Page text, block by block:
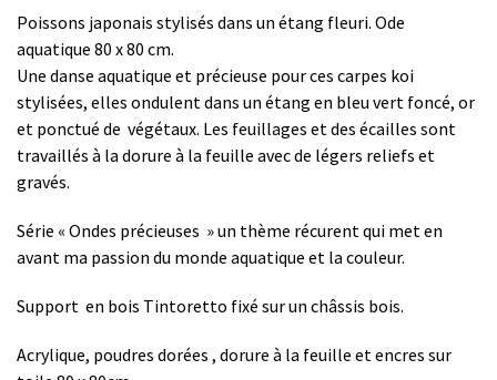
Poissons japonais stylisés dans un étang fleuri. Ode
aquatique 80 x 80 cm.
Une danse aquatique et précieuse pour ces carpes koi
stylisées, elles ondulent dans un étang en bleu vert foncé, or
et ponctué de végétaux. Les feuillages et des écailles sont
travaillés à la dorure à la feuille avec de légers reliefs et
gravés.
Série « Ondes précieuses » un thème récurent qui met en
avant ma passion du monde aquatique et la couleur.
Support en bois Tintoretto fixé sur un châssis bois.
Acrylique, poudres dorées , dorure à la feuille et encres sur